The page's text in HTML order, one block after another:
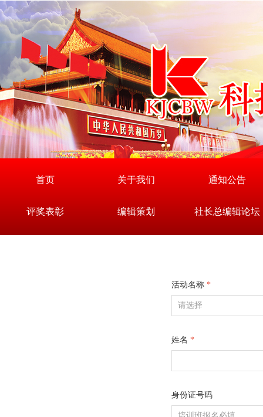
首页 关于我们 通知公告
评奖表彰 编辑策划 社长总编辑论坛
活动名称 *
姓名 *
身份证号码